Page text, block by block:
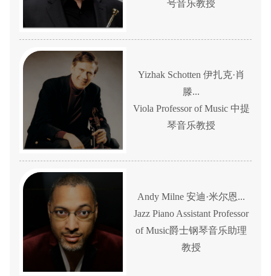
号音乐教授
Yizhak Schotten 伊扎克·肖
滕...
Viola Professor of Music 中提
琴音乐教授
Andy Milne 安迪·米尔恩...
Jazz Piano Assistant Professor
of Music爵士钢琴音乐助理
教授